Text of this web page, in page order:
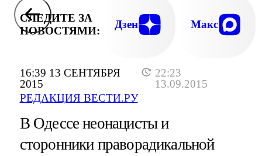
16:39 13 СЕНТЯБРЯ
2015
22:23
13.09.2015
РЕДАКЦИЯ ВЕСТИ.РУ
СЛЕДИТЕ ЗА
НОВОСТЯМИ:
Дзен Макс
В Одессе неонацисты и
сторонники праворадикальной